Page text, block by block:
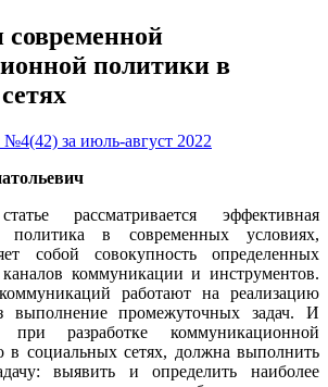
современной
политики в
за июль-август 2022
рассматривается эффективная
политика в современных условиях,
собой совокупность определенных
коммуникации и инструментов.
работают на реализацию
выполнение промежуточных задач. И
разработке коммуникационной
в социальных сетях, должна выполнить
выявить и определить наиболее